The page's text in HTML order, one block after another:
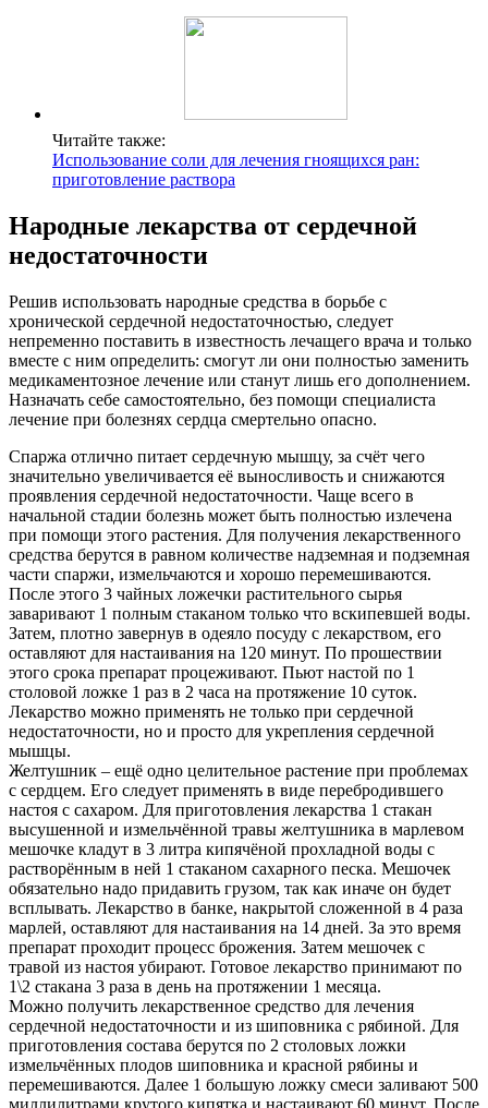
Читайте также:
Использование соли для лечения гноящихся ран:
приготовление раствора
Народные лекарства от сердечной
недостаточности
Решив использовать народные средства в борьбе с
хронической сердечной недостаточностью, следует
непременно поставить в известность лечащего врача и только
вместе с ним определить: смогут ли они полностью заменить
медикаментозное лечение или станут лишь его дополнением.
Назначать себе самостоятельно, без помощи специалиста
лечение при болезнях сердца смертельно опасно.
Спаржа отлично питает сердечную мышцу, за счёт чего
значительно увеличивается её выносливость и снижаются
проявления сердечной недостаточности. Чаще всего в
начальной стадии болезнь может быть полностью излечена
при помощи этого растения. Для получения лекарственного
средства берутся в равном количестве надземная и подземная
части спаржи, измельчаются и хорошо перемешиваются.
После этого 3 чайных ложечки растительного сырья
заваривают 1 полным стаканом только что вскипевшей воды.
Затем, плотно завернув в одеяло посуду с лекарством, его
оставляют для настаивания на 120 минут. По прошествии
этого срока препарат процеживают. Пьют настой по 1
столовой ложке 1 раз в 2 часа на протяжение 10 суток.
Лекарство можно применять не только при сердечной
недостаточности, но и просто для укрепления сердечной
мышцы.
Желтушник – ещё одно целительное растение при проблемах
с сердцем. Его следует применять в виде перебродившего
настоя с сахаром. Для приготовления лекарства 1 стакан
высушенной и измельчённой травы желтушника в марлевом
мешочке кладут в 3 литра кипячёной прохладной воды с
растворённым в ней 1 стаканом сахарного песка. Мешочек
обязательно надо придавить грузом, так как иначе он будет
всплывать. Лекарство в банке, накрытой сложенной в 4 раза
марлей, оставляют для настаивания на 14 дней. За это время
препарат проходит процесс брожения. Затем мешочек с
травой из настоя убирают. Готовое лекарство принимают по
1\2 стакана 3 раза в день на протяжении 1 месяца.
Можно получить лекарственное средство для лечения
сердечной недостаточности и из шиповника с рябиной. Для
приготовления состава берутся по 2 столовых ложки
измельчённых плодов шиповника и красной рябины и
перемешиваются. Далее 1 большую ложку смеси заливают 500
миллилитрами крутого кипятка и настаивают 60 минут. После